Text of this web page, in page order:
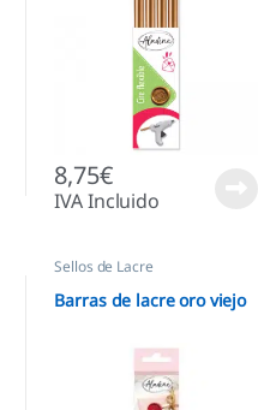
8,75€
IVA Incluido
Sellos de Lacre
Barras de lacre oro viejo